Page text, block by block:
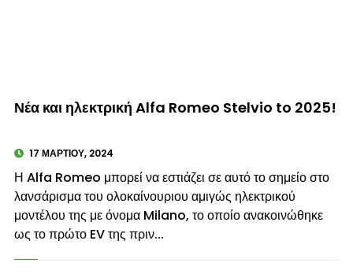
© enkinisi.gr
Νέα και ηλεκτρική Alfa Romeo Stelvio to 2025!
17 ΜΑΡΤΊΟΥ, 2024
Η Alfa Romeo μπορεί να εστιάζει σε αυτό το σημείο στο
λανσάρισμα του ολοκαίνουριου αμιγώς ηλεκτρικού
μοντέλου της με όνομα Milano, το οποίο ανακοινώθηκε
ως το πρώτο EV της πριν...